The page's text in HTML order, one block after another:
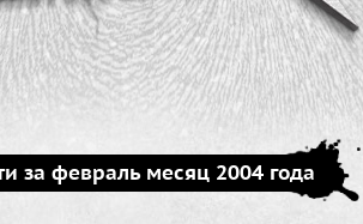
за февраль месяц 2004 года